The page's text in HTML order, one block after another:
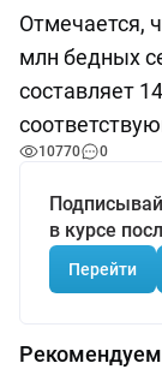
Отмечается,
млн бедных
составляет
10770 0
в курсе
Перейти
Рекомендуем